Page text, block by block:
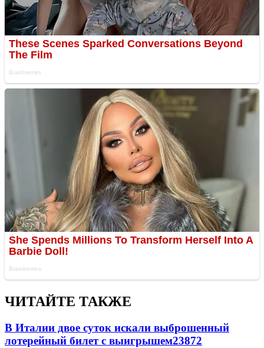
ЧИТАЙТЕ ТАКЖЕ
В Италии двое суток искали выброшенный
лотерейный билет с выигрышем23872